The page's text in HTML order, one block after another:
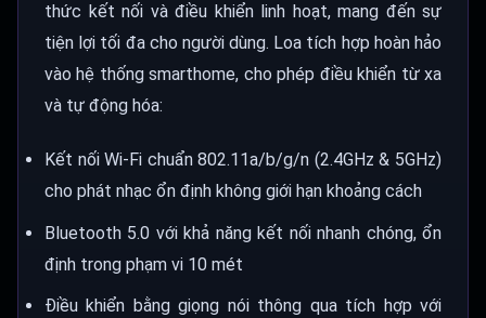
thức kết nối và điều khiển linh hoạt, mang đến sự
tiện lợi tối đa cho người dùng. Loa tích hợp hoàn hảo
vào hệ thống smarthome, cho phép điều khiển từ xa
và tự động hóa:
Kết nối Wi-Fi chuẩn 802.11a/b/g/n (2.4GHz & 5GHz)
cho phát nhạc ổn định không giới hạn khoảng cách
Bluetooth 5.0 với khả năng kết nối nhanh chóng, ổn
định trong phạm vi 10 mét
Điều khiển bằng giọng nói thông qua tích hợp với